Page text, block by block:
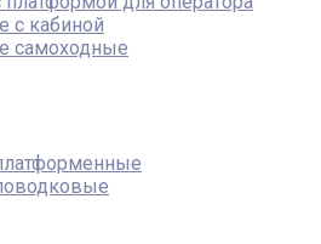
с кабиной
самоходные